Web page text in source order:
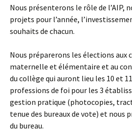
Nous présenterons le rôle de l’AIP,
projets pour l’année,
souhaits de chacun.
Nous préparerons les élections aux
maternelle et élémentaire et au
du collège qui auront lieu les 10 et
professions de foi pour les 3
gestion pratique (photocopies,
tenue des bureaux de vote) et nous
du bureau.